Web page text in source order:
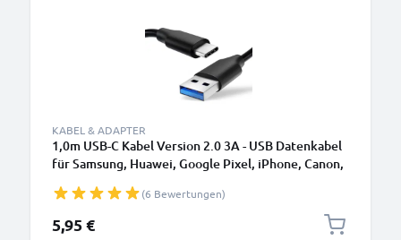
KABEL & ADAPTER
1,0m USB-C Kabel Version 2.0 3A - USB Datenkabel
für Samsung, Huawei, Google Pixel, iPhone, Canon,
(6 Bewertungen)
5,95 €